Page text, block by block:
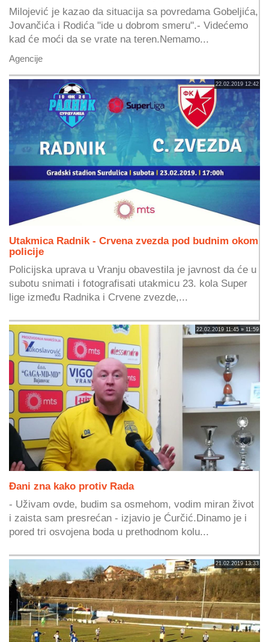
Milojević je kazao da situacija sa povredama Gobeljića,
Jovančića i Rodića "ide u dobrom smeru".- Videćemo
kad će moći da se vrate na teren.Nemamo...
Agencije
22.02.2019 12:42
Utakmica Radnik - Crvena zvezda pod budnim okom
policije
Policijska uprava u Vranju obavestila je javnost da će u
subotu snimati i fotografisati utakmicu 23. kola Super
lige između Radnika i Crvene zvezde,...
22.02.2019 11:45 » 11:59
Đani zna kako protiv Rada
- Uživam ovde, budim sa osmehom, vodim miran život
i zaista sam presrećan - izjavio je Ćurčić.Dinamo je i
pored tri osvojena boda u prethodnom kolu...
21.02.2019 13:33